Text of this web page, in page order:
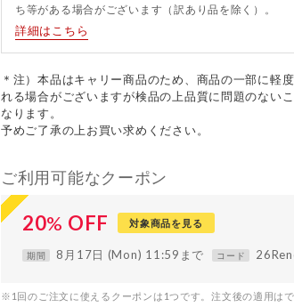
ち等がある場合がございます（訳あり品を除く）。
詳細はこちら
＊注）本品はキャリー商品のため、商品の一部に軽
れる場合がございますが検品の上品質に問題のない
なります。
予めご了承の上お買い求めください。
ご利用可能なクーポン
20% OFF 対象商品を見る
期間 8月17日 (Mon) 11:59まで コード
※1回のご注文に使えるクーポンは1つです。注文後の適用はで